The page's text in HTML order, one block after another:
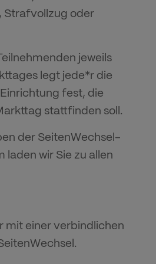
Strafvollzug oder
jeweils
legt jede*r die
fest, die
stattfinden soll.
der SeitenWechsel-
laden wir Sie zu allen
mit einer verbindlichen